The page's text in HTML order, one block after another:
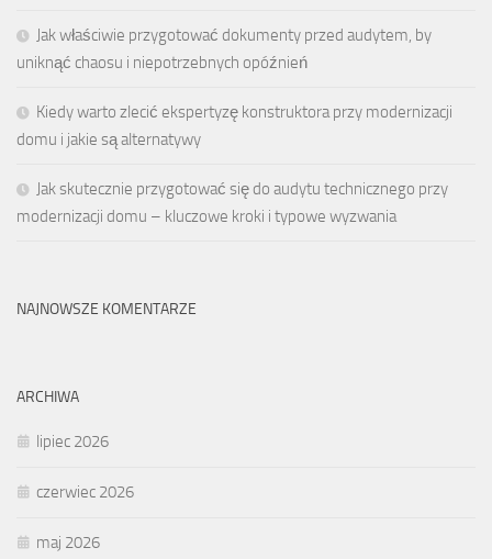
Jak właściwie przygotować dokumenty przed audytem, by
uniknąć chaosu i niepotrzebnych opóźnień
Kiedy warto zlecić ekspertyzę konstruktora przy modernizacji
domu i jakie są alternatywy
Jak skutecznie przygotować się do audytu technicznego przy
modernizacji domu – kluczowe kroki i typowe wyzwania
NAJNOWSZE KOMENTARZE
ARCHIWA
lipiec 2026
czerwiec 2026
maj 2026